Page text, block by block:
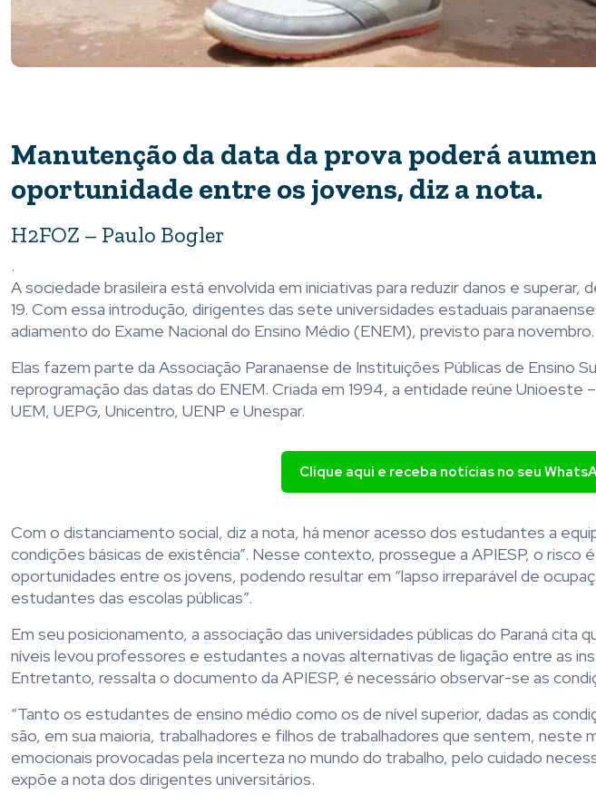
Manutenção da data da prova poderá
oportunidade entre os jovens, diz a nota.
H2FOZ – Paulo Bogler
.
A sociedade brasileira está envolvida em iniciativas para reduzir danos e superar,
19. Com essa introdução, dirigentes das sete universidades estaduais
adiamento do Exame Nacional do Ensino Médio (ENEM), previsto para novembro.
Elas fazem parte da Associação Paranaense de Instituições Públicas de Ensino
reprogramação das datas do ENEM. Criada em 1994, a entidade reúne Unioeste
UEM, UEPG, Unicentro, UENP e Unespar.
Clique aqui e receba notícias no seu
Com o distanciamento social, diz a nota, há menor acesso dos estudantes a
condições básicas de existência”. Nesse contexto, prossegue a APIESP, o risco
oportunidades entre os jovens, podendo resultar em “lapso irreparável de
estudantes das escolas públicas”.
Em seu posicionamento, a associação das universidades públicas do Paraná cita
níveis levou professores e estudantes a novas alternativas de ligação entre as
Entretanto, ressalta o documento da APIESP, é necessário observar-se as
“Tanto os estudantes de ensino médio como os de nível superior, dadas as
são, em sua maioria, trabalhadores e filhos de trabalhadores que sentem, neste
emocionais provocadas pela incerteza no mundo do trabalho, pelo cuidado
expõe a nota dos dirigentes universitários.